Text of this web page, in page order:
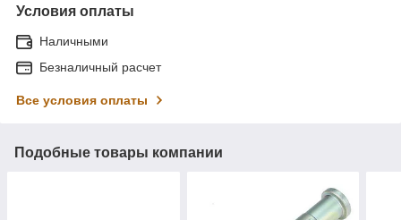
Условия оплаты
Наличными
Безналичный расчет
Все условия оплаты
Подобные товары компании